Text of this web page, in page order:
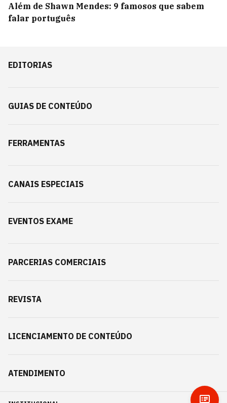
Além de Shawn Mendes: 9 famosos que sabem
falar português
EDITORIAS
GUIAS DE CONTEÚDO
FERRAMENTAS
CANAIS ESPECIAIS
EVENTOS EXAME
PARCERIAS COMERCIAIS
REVISTA
LICENCIAMENTO DE CONTEÚDO
ATENDIMENTO